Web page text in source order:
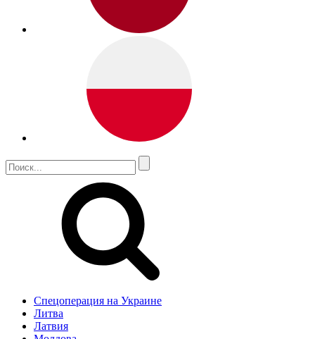
Спецоперация на Украине
Литва
Латвия